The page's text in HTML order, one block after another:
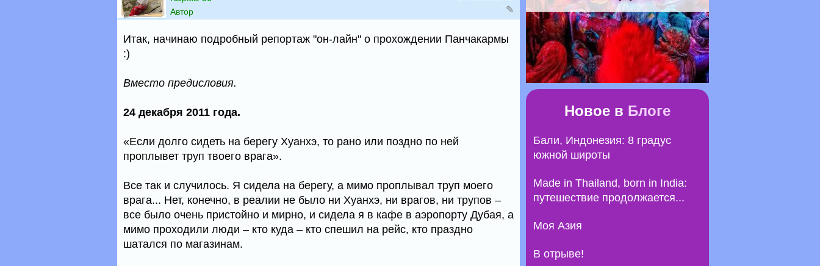
Автор
✎
Итак, начинаю подробный репортаж "он-лайн" о прохождении Панчакармы
:)
Вместо предисловия.
24 декабря 2011 года.
«Если долго сидеть на берегу Хуанхэ, то рано или поздно по ней
проплывет труп твоего врага».
Все так и случилось. Я сидела на берегу, а мимо проплывал труп моего
врага... Нет, конечно, в реалии не было ни Хуанхэ, ни врагов, ни трупов –
все было очень пристойно и мирно, и сидела я в кафе в аэропорту Дубая, а
мимо проходили люди – кто куда – кто спешил на рейс, кто праздно
шатался по магазинам.
Новое в Блоге
Бали, Индонезия: 8 градус
южной широты
Made in Thailand, born in India:
путешествие продолжается...
Моя Азия
В отрыве!